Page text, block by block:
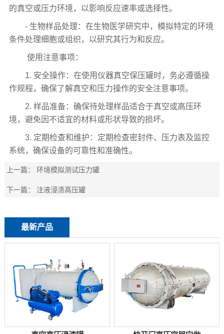
的真空或压力环境，以影响反应速率或选择性。
- 生物样品处理：在生物医学研究中，模拟特定的环境
条件处理细胞或组织，以研究其行为和反应。
使用注意事项：
1. 安全操作：在使用仪器真空保压罐时，务必遵循操
作规程，确保了解真空和压力操作的安全注意事项。
2. 样品准备：确保待处理样品适合于真空或高压环
境，避免因不适宜的材料或形状导致的损坏。
3. 定期检查和维护：定期检查密封件、压力表及监控
系统，确保设备的可靠性和准确性。
上一篇：环境模拟测试压力罐
下一篇： 注液浸渍高压罐
最新产品